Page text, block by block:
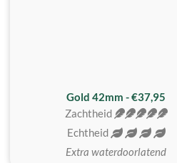
Gold 42mm - €37,95
Zachtheid
Echtheid
Extra waterdoorlatend